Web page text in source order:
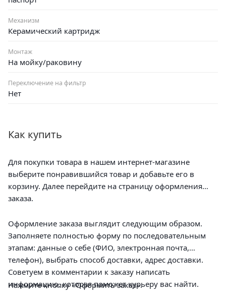
Механизм
Керамический картридж
Монтаж
На мойку/раковину
Переключение на фильтр
Нет
Как купить
Для покупки товара в нашем интернет-магазине
выберите понравившийся товар и добавьте его в
корзину. Далее перейдите на страницу оформления
заказа.
Оформление заказа выглядит следующим образом.
Заполняете полностью форму по последовательным
этапам: данные о себе (ФИО, электронная почта,
телефон), выбрать способ доставки, адрес доставки.
Советуем в комментарии к заказу написать
информацию, которая поможет курьеру вас найти.
Нажмите кнопку «Оформить заказ».